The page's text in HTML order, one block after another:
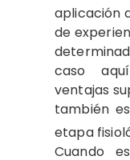
aplicación
de
caso
ventajas
también
etapa
Cuando